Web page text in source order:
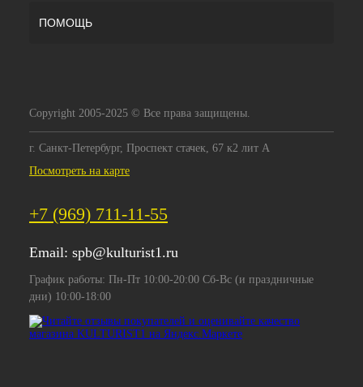
ПОМОЩЬ
Copyright 2005-2025 © Все права защищены.
г. Санкт-Петербург, Проспект стачек, 67 к2 лит А
Посмотреть на карте
+7 (969) 711-11-55
Email: spb@kulturist1.ru
График работы: Пн-Пт 10:00-20:00 Сб-Вс (и праздничные
дни) 10:00-18:00